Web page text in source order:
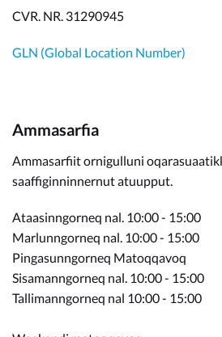
CVR. NR. 31290945
GLN (Global Location Number)
Ammasarfia
Ammasarfiit ornigulluni
saaffiginninnernut atuupput.
Ataasinngorneq nal. 10:00 - 15:00
Marlunngorneq nal. 10:00 - 15:00
Pingasunngorneq Matoqqavoq
Sisamanngorneq nal. 10:00 - 15:00
Tallimanngorneq nal 10:00 - 15:00